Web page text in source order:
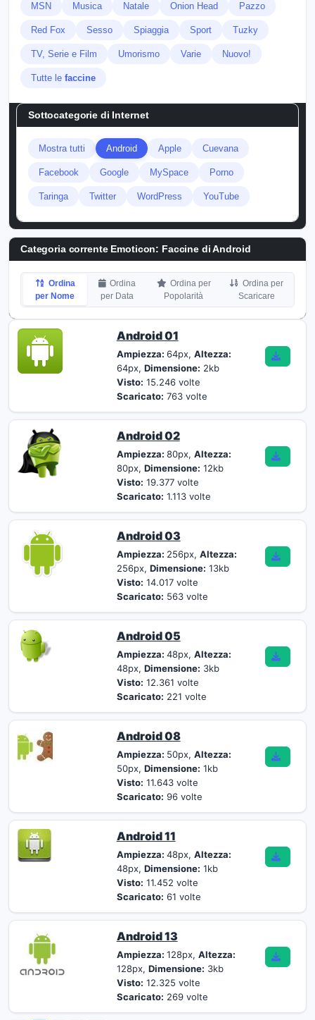
MSN Musica Natale Onion Head Pazzo
Red Fox Sesso Spiaggia Sport Tuzky
TV, Serie e Film Umorismo Varie Nuovo!
Tutte le faccine
Sottocategorie di Internet
Mostra tutti Android Apple Cuevana
Facebook Google MySpace Porno
Taringa Twitter WordPress YouTube
Categoria corrente Emoticon: Faccine di Android
Ordina
per Nome
Ordina
per Data
Ordina per
Popolarità
Ordina per
Scaricare
Android 01
Ampiezza: 64px, Altezza:
64px, Dimensione: 2kb
Visto: 15.246 volte
Scaricato: 763 volte
Android 02
Ampiezza: 80px, Altezza:
80px, Dimensione: 12kb
Visto: 19.377 volte
Scaricato: 1.113 volte
Android 03
Ampiezza: 256px, Altezza:
256px, Dimensione: 13kb
Visto: 14.017 volte
Scaricato: 563 volte
Android 05
Ampiezza: 48px, Altezza:
48px, Dimensione: 3kb
Visto: 12.361 volte
Scaricato: 221 volte
Android 08
Ampiezza: 50px, Altezza:
50px, Dimensione: 1kb
Visto: 11.643 volte
Scaricato: 96 volte
Android 11
Ampiezza: 48px, Altezza:
48px, Dimensione: 1kb
Visto: 11.452 volte
Scaricato: 61 volte
Android 13
Ampiezza: 128px, Altezza:
128px, Dimensione: 3kb
Visto: 12.325 volte
Scaricato: 269 volte